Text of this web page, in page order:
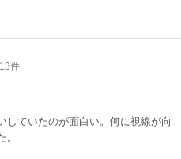
件
していたのが面白い。何に視線が向